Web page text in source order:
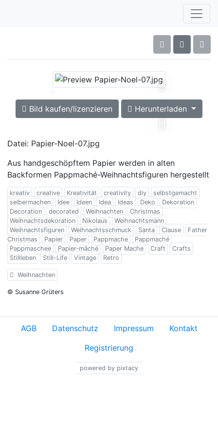
Bild kaufen/lizenzieren Herunterladen
Datei: Papier-Noel-07.jpg
Aus handgeschöpftem Papier werden in alten
Backformen Pappmaché-Weihnachtsfiguren hergestellt
kreativ creative Kreativität creativity diy
selbstgemacht
selbermachen
Idee Ideen Idea Ideas Deko
Dekoration
Decoration
decorated Weihnachten
Christmas
Weihnachtsdekoration
Nikolaus
Weihnachtsmann
Weihnachtsfiguren
Weihnachtsschmuck Santa Clause
Father
Christmas
Papier Paper Pappmache
Pappmaché
Pappmaschee
Papier-mâché Paper Mache Craft
Crafts
Stillleben
Still-Life Vintage Retro
Weihnachten
© Susanne Grüters
AGB Datenschutz Impressum
Kontakt
Registrierung
powered by pixtacy